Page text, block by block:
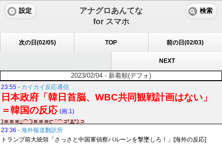
アナグロあんてな
for スマホ
設定 検索
次の日(02/05) TOP 前の日(02/03)
NEXT
2023/02/04 - 新着順(デフォ)
23:55 - カイカイ反応通信
日本政府「韓日首脳、WBC共同観戦計画はない」
＝韓国の反応 (画:1)
23:36 - 海外報道翻訳所
トランプ前大統領「さっさと中国軍偵察バルーンを撃墜しろ！」[海外の反応]